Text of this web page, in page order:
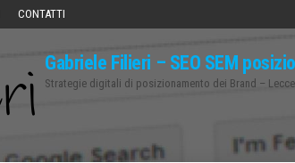
CONTATTI
Gabriele Filieri – SEO SEM
Strategie digitali di posizionamento dei Brand –